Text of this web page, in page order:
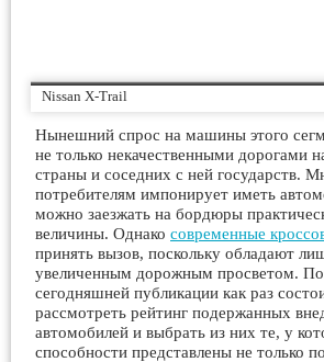
Nissan X-Trail
Нынешний спрос на машины этого
не только некачественными дорогами
страны и соседних с ней государств.
потребителям импонирует иметь
можно заезжать на бордюры
величины. Однако современные
принять вызов, поскольку обладают
увеличенным дорожным просветом.
сегодняшней публикации как раз
рассмотреть рейтинг подержанных
автомобилей и выбрать из них те, у
способности представлены не только